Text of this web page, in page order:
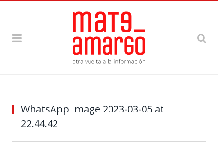
WhatsApp Image 2023-03-05 at
22.44.42